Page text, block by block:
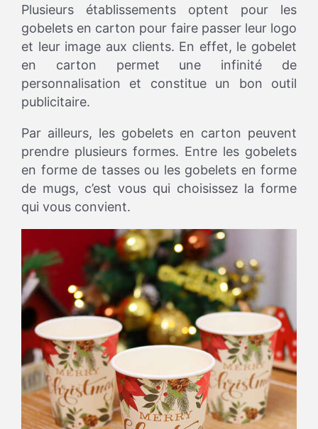
Plusieurs établissements optent pour les
gobelets en carton pour faire passer leur logo
et leur image aux clients. En effet, le gobelet
en carton permet une infinité de
personnalisation et constitue un bon outil
publicitaire.
Par ailleurs, les gobelets en carton peuvent
prendre plusieurs formes. Entre les gobelets
en forme de tasses ou les gobelets en forme
de mugs, c’est vous qui choisissez la forme
qui vous convient.